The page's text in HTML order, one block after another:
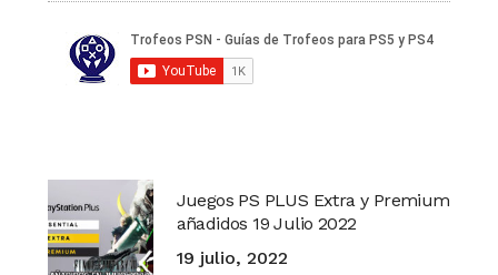
Juegos PS PLUS Extra y Premium
añadidos 19 Julio 2022
19 julio, 2022